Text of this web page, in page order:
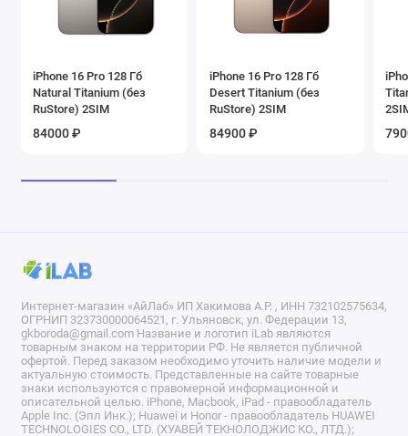
iPhone 16 Pro 128 Гб
Natural Titanium (без
RuStore) 2SIM
84000 ₽
iPhone 16 Pro 128 Гб
Desert Titanium (без
RuStore) 2SIM
84900 ₽
Интернет-магазин «АйЛаб» ИП Хакимова А.Р. , ИНН 732102575634,
ОГРНИП 323730000064521, г. Ульяновск, ул. Федерации 13,
gkboroda@gmail.com Название и логотип iLab являются
товарным знаком на территории РФ. Не является публичной
офертой. Перед заказом необходимо уточить наличие модели и
актуальную стоимость. Представленные на сайте товарные
знаки используются с правомерной информационной и
описательной целью. iPhone, Macbook, iPad - правообладатель
Apple Inc. (Эпл Инк.); Huawei и Honor - правообладатель HUAWEI
TECHNOLOGIES CO., LTD. (ХУАВЕЙ ТЕКНОЛОДЖИС КО., ЛТД.);